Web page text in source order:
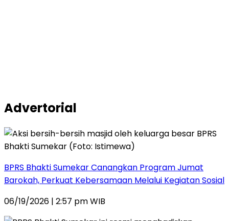
Advertorial
BPRS Bhakti Sumekar Canangkan Program Jumat
Barokah, Perkuat Kebersamaan Melalui Kegiatan Sosial
06/19/2026 | 2:57 pm WIB